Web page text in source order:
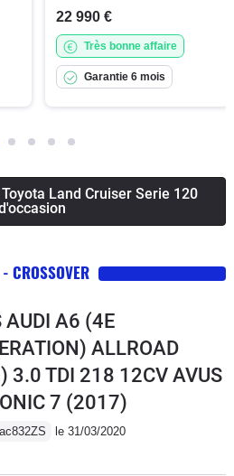
22 990 €
Très bonne affaire
Garantie 6 mois
Land Cruiser Serie 120
CROSSOVER
AUDI A6 (4E
ALLROAD
3.0 TDI 218 12CV AVUS
7 (2017)
le 31/03/2020